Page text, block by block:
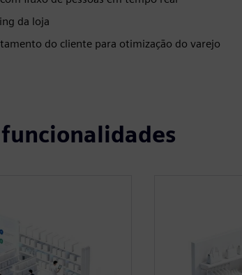
da loja
do cliente para otimização do varejo